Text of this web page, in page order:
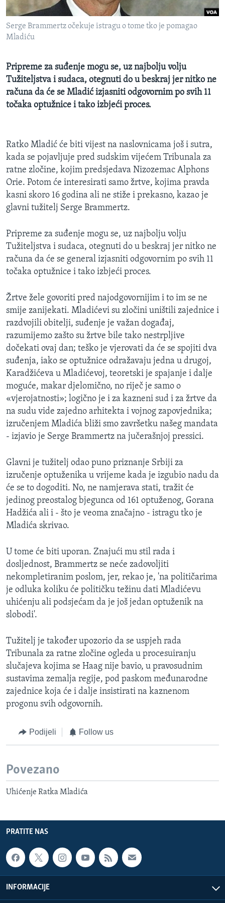
MAGAZIN
O GLASU AMERIKE
PRATITE NAS
Serge Brammertz očekuje istragu o tome tko je pomagao
Mladiću
Pripreme za suđenje mogu se, uz najbolju volju
Tužiteljstva i sudaca, otegnuti do u beskraj jer nitko ne
računa da će se Mladić izjasniti odgovornim po svih 11
točaka optužnice i tako izbjeći proces.
Ratko Mladić će biti vijest na naslovnicama još i sutra,
kada se pojavljuje pred sudskim vijećem Tribunala za
ratne zločine, kojim predsjedava Nizozemac Alphons
Orie. Potom će interesirati samo žrtve, kojima pravda
kasni skoro 16 godina ali ne stiže i prekasno, kazao je
glavni tužitelj Serge Brammertz.
Pripreme za suđenje mogu se, uz najbolju volju
Tužiteljstva i sudaca, otegnuti do u beskraj jer nitko ne
računa da će se general izjasniti odgovornim po svih 11
točaka optužnice i tako izbjeći proces.
Žrtve žele govoriti pred najodgovornijim i to im se ne
smije zanijekati. Mladićevi su zločini uništili zajednice i
razdvojili obitelji, suđenje je važan događaj,
razumijemo zašto su žrtve bile tako nestrpljive
dočekati ovaj dan; teško je vjerovati da će se spojiti dva
suđenja, iako se optužnice odražavaju jedna u drugoj,
Karadžićeva u Mladićevoj, teoretski je spajanje i dalje
moguće, makar djelomično, no riječ je samo o
«vjerojatnosti»; logično je i za kazneni sud i za žrtve da
na sudu vide zajedno arhitekta i vojnog zapovjednika;
izručenjem Mladića bliži smo završetku našeg mandata
- izjavio je Serge Brammertz na jučerašnjoj pressici.
Glavni je tužitelj odao puno priznanje Srbiji za
izručenje optuženika u vrijeme kada je izgubio nadu da
će se to dogoditi. No, ne namjerava stati, tražit će
jedinog preostalog bjegunca od 161 optuženog, Gorana
Hadžića ali i - što je veoma značajno - istragu tko je
Mladića skrivao.
U tome će biti uporan. Znajući mu stil rada i
dosljednost, Brammertz se neće zadovoljiti
nekompletiranim poslom, jer, rekao je, 'na političarima
je odluka koliku će političku težinu dati Mladićevu
uhićenju ali podsjećam da je još jedan optuženik na
slobodi'.
Tužitelj je također upozorio da se uspjeh rada
Tribunala za ratne zločine ogleda u procesuiranju
slučajeva kojima se Haag nije bavio, u pravosudnim
sustavima zemalja regije, pod paskom međunarodne
zajednice koja će i dalje insistirati na kaznenom
progonu svih odgovornih.
Podijeli Follow us
Povezano
Uhićenje Ratka Mladića
PRATITE NAS
INFORMACIJE